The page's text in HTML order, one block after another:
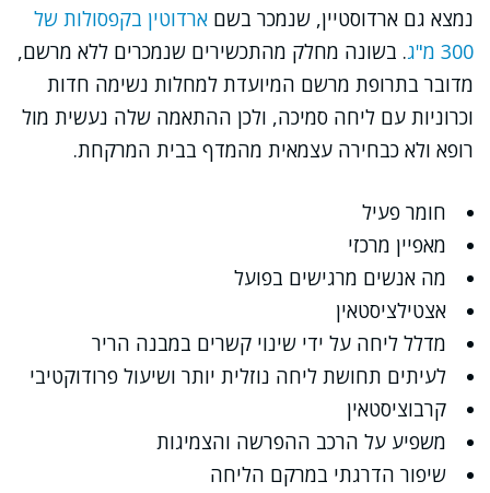
נמצא גם ארדוסטיין, שנמכר בשם ארדוטין בקפסולות של
300 מ"ג
. בשונה מחלק מהתכשירים שנמכרים ללא מרשם,
מדובר בתרופת מרשם המיועדת למחלות נשימה חדות
וכרוניות עם ליחה סמיכה, ולכן ההתאמה שלה נעשית מול
רופא ולא כבחירה עצמאית מהמדף בבית המרקחת.
חומר פעיל
מאפיין מרכזי
מה אנשים מרגישים בפועל
אצטילציסטאין
מדלל ליחה על ידי שינוי קשרים במבנה הריר
לעיתים תחושת ליחה נוזלית יותר ושיעול פרודוקטיבי
קרבוציסטאין
משפיע על הרכב ההפרשה והצמיגות
שיפור הדרגתי במרקם הליחה